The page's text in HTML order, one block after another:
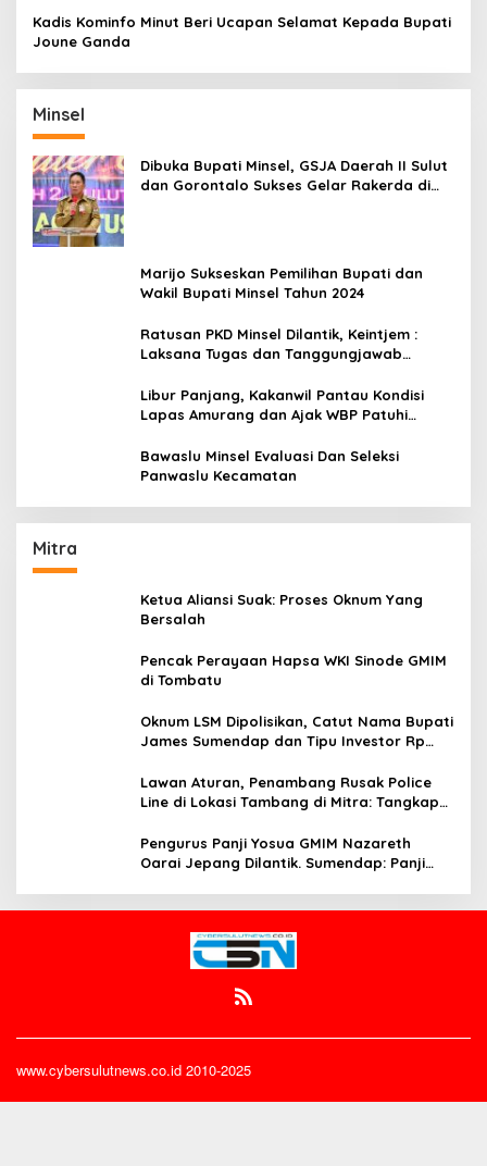
Kadis Kominfo Minut Beri Ucapan Selamat Kepada Bupati
Joune Ganda
Minsel
Dibuka Bupati Minsel, GSJA Daerah II Sulut
dan Gorontalo Sukses Gelar Rakerda di
Marijo Sukseskan Pemilihan Bupati dan
Wakil Bupati Minsel Tahun 2024
Ratusan PKD Minsel Dilantik, Keintjem :
Laksana Tugas dan Tanggungjawab
Libur Panjang, Kakanwil Pantau Kondisi
Lapas Amurang dan Ajak WBP Patuhi
Bawaslu Minsel Evaluasi Dan Seleksi
Panwaslu Kecamatan
Mitra
Ketua Aliansi Suak: Proses Oknum Yang
Bersalah
Pencak Perayaan Hapsa WKI Sinode GMIM
di Tombatu
Oknum LSM Dipolisikan, Catut Nama Bupati
James Sumendap dan Tipu Investor Rp
Lawan Aturan, Penambang Rusak Police
Line di Lokasi Tambang di Mitra: Tangkap
Pengurus Panji Yosua GMIM Nazareth
Oarai Jepang Dilantik. Sumendap: Panji
www.cybersulutnews.co.id 2010-2025